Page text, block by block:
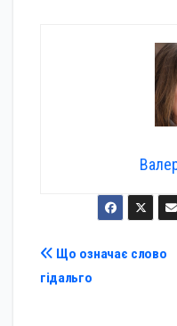
Навігація
записів
Що означає слово
гідальго